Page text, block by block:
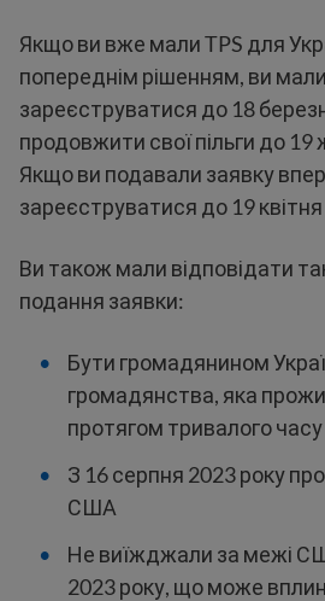
Якщо ви вже мали TPS для
попереднім рішенням, ви
зареєструватися до 18
продовжити свої пільги до 19
Якщо ви подавали заявку
зареєструватися до 19
Ви також мали відповідати
подання заявки:
Бути громадянином
громадянства, яка
протягом тривалого
З 16 серпня 2023 року
США
Не виїжджали за межі
2023 року, що може